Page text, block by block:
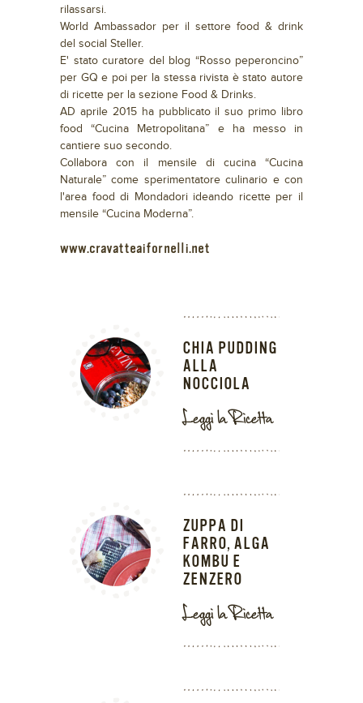
rilassarsi.
World Ambassador per il settore food & drink
del social Steller.
E' stato curatore del blog “Rosso peperoncino”
per GQ e poi per la stessa rivista è stato autore
di ricette per la sezione Food & Drinks.
AD aprile 2015 ha pubblicato il suo primo libro
food “Cucina Metropolitana” e ha messo in
cantiere suo secondo.
Collabora con il mensile di cucina “Cucina
Naturale” come sperimentatore culinario e con
l'area food di Mondadori ideando ricette per il
mensile “Cucina Moderna”.
www.cravatteaifornelli.net
CHIA PUDDING
ALLA
NOCCIOLA
Leggi la Ricetta
ZUPPA DI
FARRO, ALGA
KOMBU E
ZENZERO
Leggi la Ricetta